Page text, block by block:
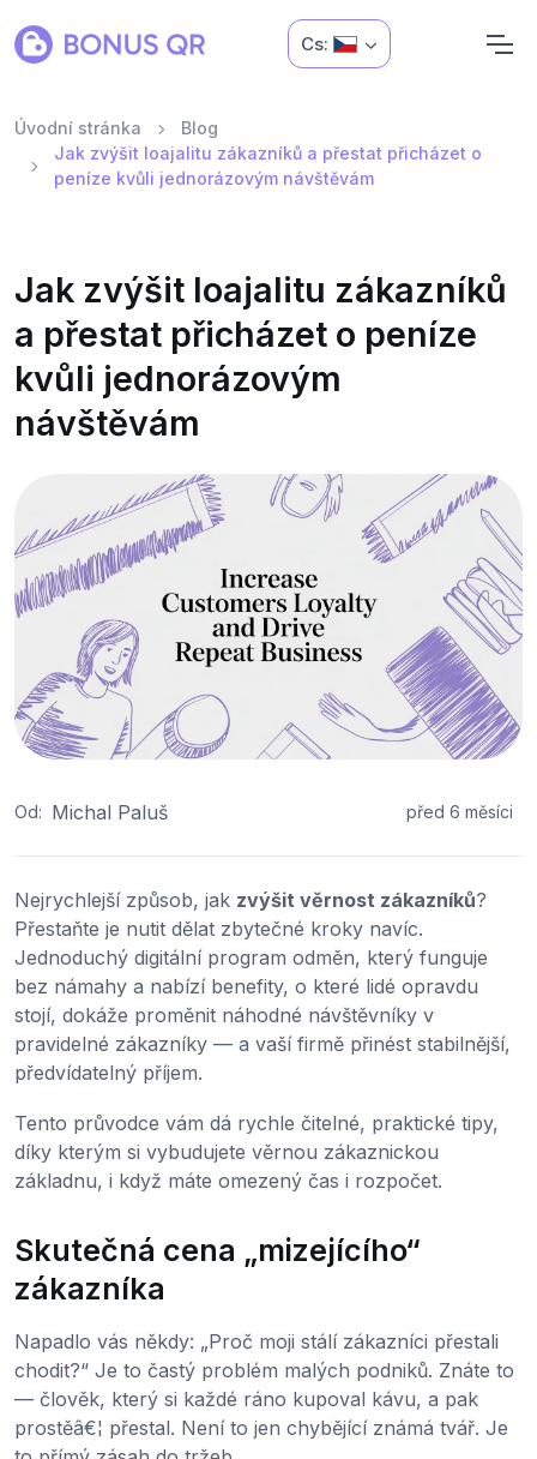
Cs:
Úvodní stránka
Blog
Jak zvýšit loajalitu zákazníků a přestat přicházet o
peníze kvůli jednorázovým návštěvám
Jak zvýšit loajalitu zákazníků
a přestat přicházet o peníze
kvůli jednorázovým
návštěvám
Od: Michal Paluš před 6 měsíci
Nejrychlejší způsob, jak zvýšit věrnost zákazníků?
Přestaňte je nutit dělat zbytečné kroky navíc.
Jednoduchý digitální program odměn, který funguje
bez námahy a nabízí benefity, o které lidé opravdu
stojí, dokáže proměnit náhodné návštěvníky v
pravidelné zákazníky — a vaší firmě přinést stabilnější,
předvídatelný příjem.
Tento průvodce vám dá rychle čitelné, praktické tipy,
díky kterým si vybudujete věrnou zákaznickou
základnu, i když máte omezený čas i rozpočet.
Skutečná cena „mizejícího“
zákazníka
Napadlo vás někdy: „Proč moji stálí zákazníci přestali
chodit?“ Je to častý problém malých podniků. Znáte to
— člověk, který si každé ráno kupoval kávu, a pak
prostěâ€¦ přestal. Není to jen chybějící známá tvář. Je